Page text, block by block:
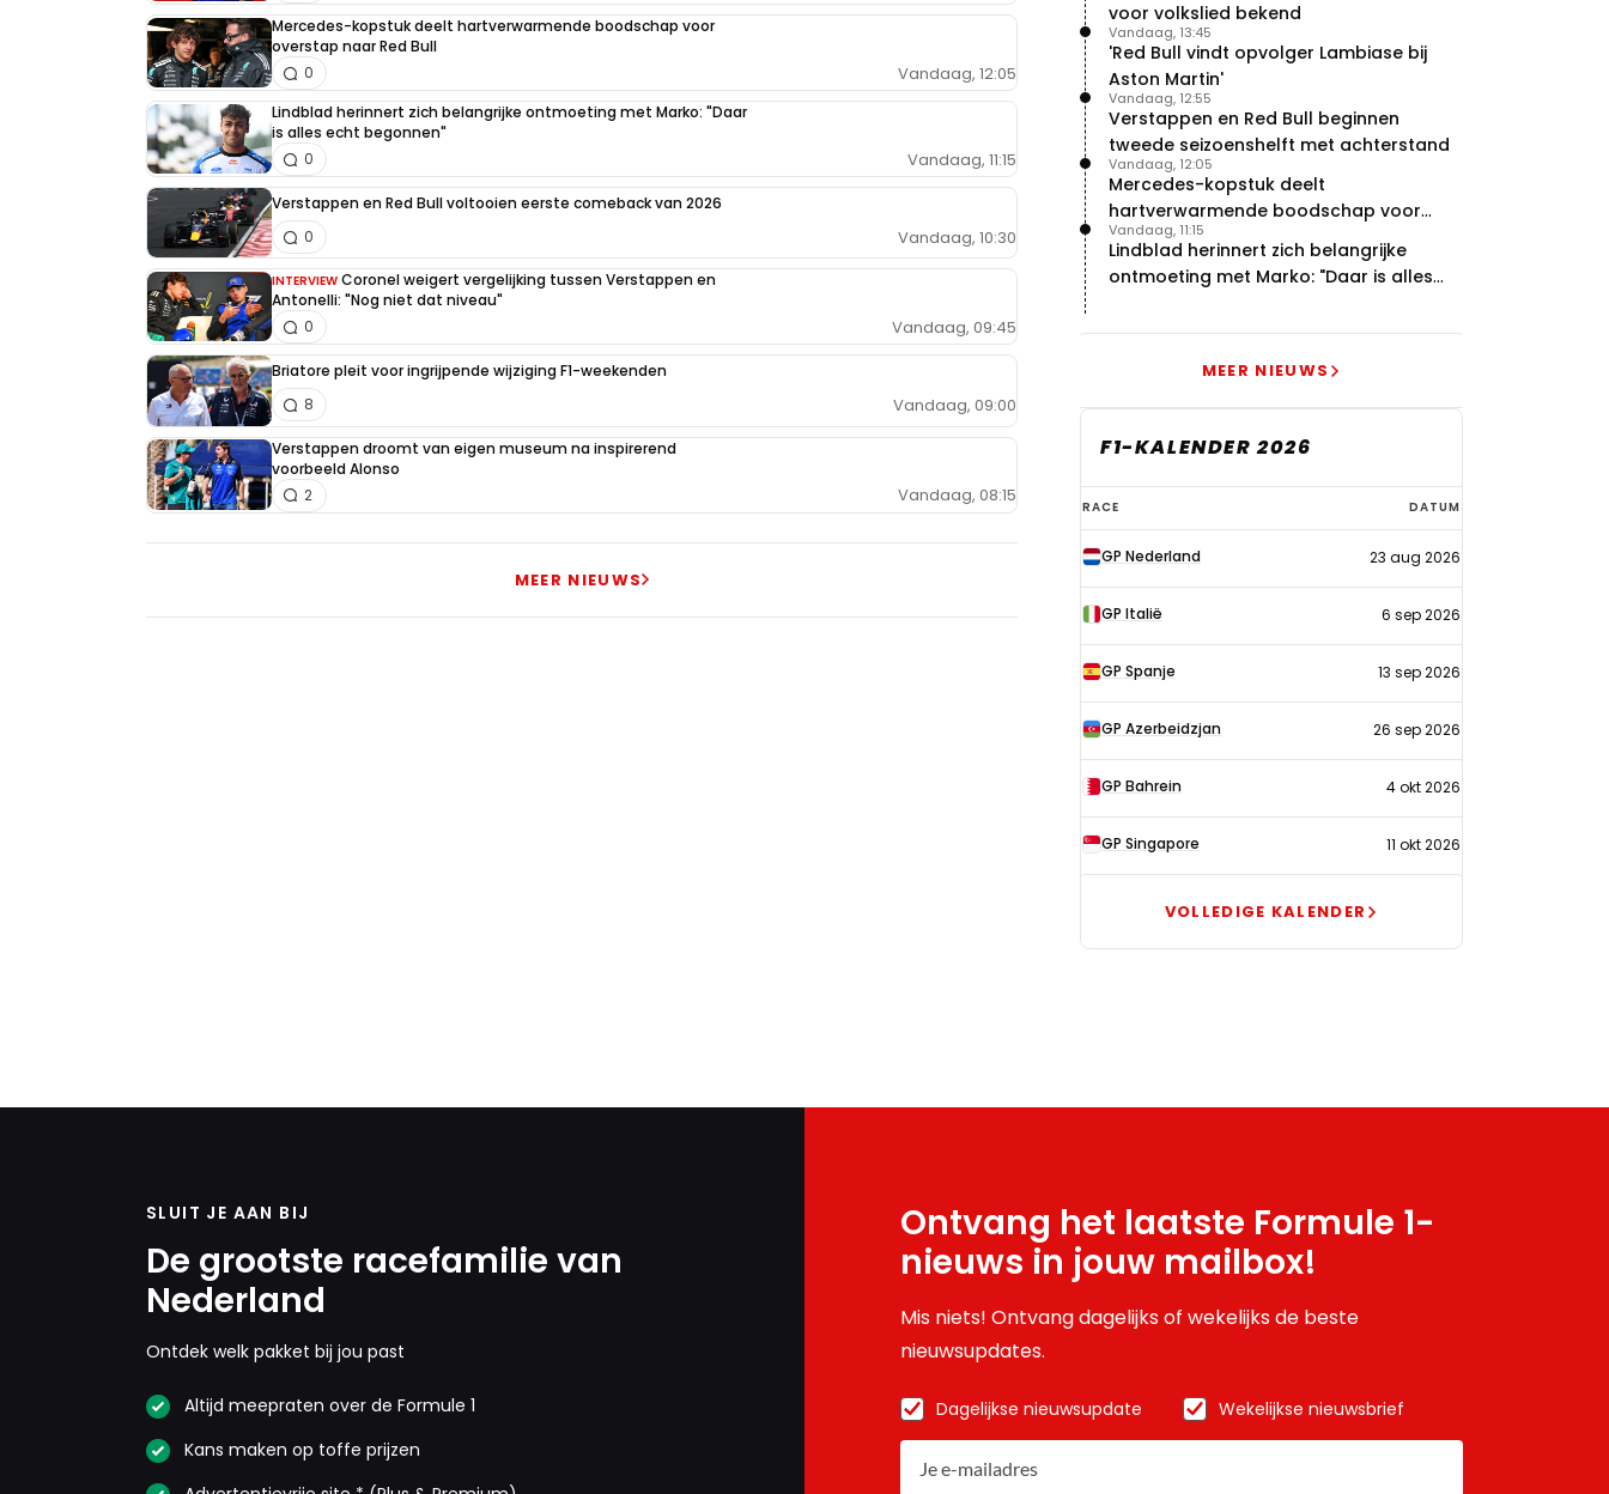
Mercedes-kopstuk deelt hartverwarmende boodschap voor
overstap naar Red Bull
Vandaag, 12:05
0
Lindblad herinnert zich belangrijke ontmoeting met Marko: "Daar
is alles echt begonnen"
Vandaag, 11:15
0
Verstappen en Red Bull voltooien eerste comeback van 2026
Vandaag, 10:30
0
INTERVIEW Coronel weigert vergelijking tussen Verstappen en
Antonelli: "Nog niet dat niveau"
Vandaag, 09:45
0
Briatore pleit voor ingrijpende wijziging F1-weekenden
Vandaag, 09:00
8
Verstappen droomt van eigen museum na inspirerend
voorbeeld Alonso
Vandaag, 08:15
2
MEER NIEUWS
voor volkslied bekend
'Red Bull vindt opvolger Lambiase bij
Aston Martin'
Vandaag, 13:45
Verstappen en Red Bull beginnen
tweede seizoenshelft met achterstand
Vandaag, 12:55
Mercedes-kopstuk deelt
hartverwarmende boodschap voor
overstap naar Red Bull
Vandaag, 12:05
Lindblad herinnert zich belangrijke
ontmoeting met Marko: "Daar is alles
Vandaag, 11:15
MEER NIEUWS
F1-KALENDER 2026
F1-
kalender
2026
RACE DATUM
GP Nederland 23 aug 2026
GP Italië 6 sep 2026
GP Spanje 13 sep 2026
GP Azerbeidzjan 26 sep 2026
GP Bahrein 4 okt 2026
GP Singapore 11 okt 2026
VOLLEDIGE KALENDER
SLUIT JE AAN BIJ
De grootste racefamilie van
Nederland
Ontdek welk pakket bij jou past
Altijd meepraten over de Formule 1
Kans maken op toffe prijzen
Ontvang het laatste Formule 1-
nieuws in jouw mailbox!
Mis niets! Ontvang dagelijks of wekelijks de beste
nieuwsupdates.
Dagelijkse nieuwsupdate Wekelijkse nieuwsbrief